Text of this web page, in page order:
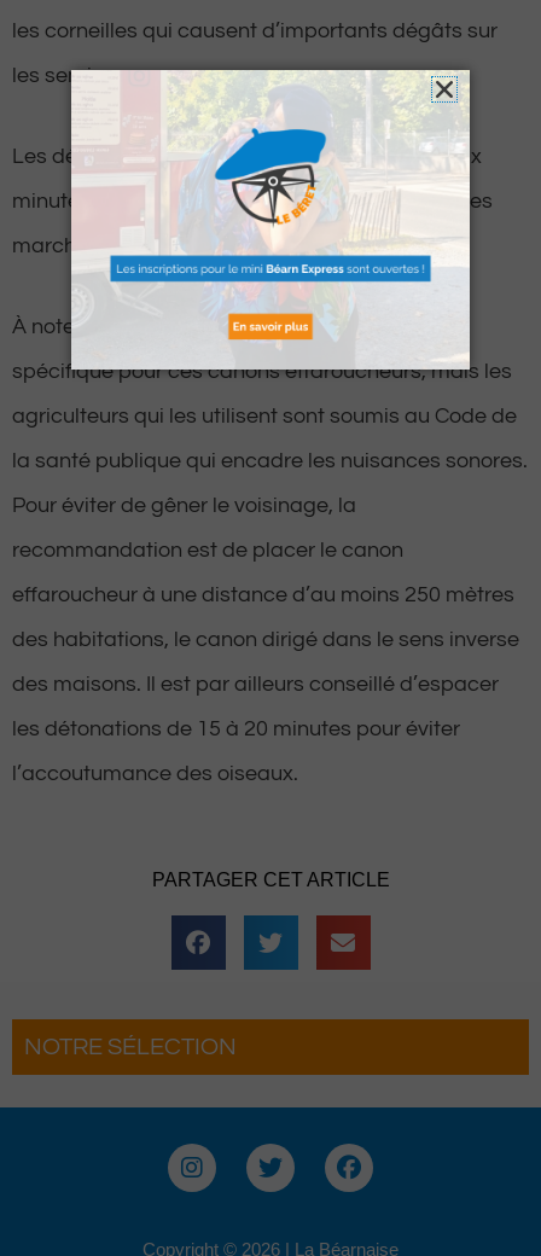
les corneilles qui causent d’importants dégâts sur
les semis.
Les détonations, qui retentissent toutes les deux
minutes, semblent d’ailleurs davantage gêner les
marcheurs en quête de nature et de calme.
À noter qu’il n’existe pas de réglementation
spécifique pour ces canons effaroucheurs, mais les
agriculteurs qui les utilisent sont soumis au Code de
la santé publique qui encadre les nuisances sonores.
Pour éviter de gêner le voisinage, la
recommandation est de placer le canon
effaroucheur à une distance d’au moins 250 mètres
des habitations, le canon dirigé dans le sens inverse
des maisons. Il est par ailleurs conseillé d’espacer
les détonations de 15 à 20 minutes pour éviter
l’accoutumance des oiseaux.
PARTAGER CET ARTICLE
NOTRE SÉLECTION
Pau : La Fête du Roi fait son grand
pour une troisième édition
I
n
T
w
F
a
Copyright © 2026 | La Béarnaise